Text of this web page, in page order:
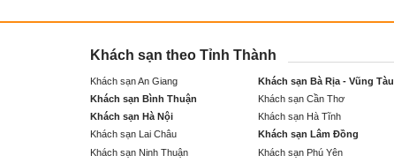
Khách sạn theo Tỉnh Thành
Khách sạn An Giang Khách sạn Bà Rịa - Vũng Tàu
Khách sạn Bình Thuận
Khách sạn Cần Thơ
Khách sạn Hà Nội
Khách sạn Hà Tĩnh
Khách sạn Lai Châu
Khách sạn Lâm Đồng
Khách sạn Ninh Thuận
Khách sạn Phú Yên